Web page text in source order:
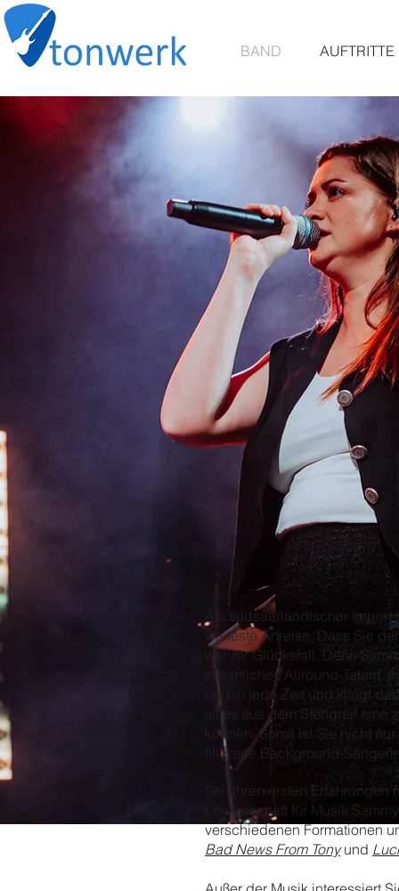
BAND AUFTRITTE
Als südsaarländischer Import
weiteste Anreise. Dass Sie
wahrer Glücksfall. Denn
stimmliches Allround-Talent.
und in jede Zeit und klingt
ist es aus dem Stehgreif
können. Somit ist Sie nicht
filigrane Background-
Seit Ihren ersten
Leidenschaft für Musik
verschiedenen Formationen
Bad News From Tonyund